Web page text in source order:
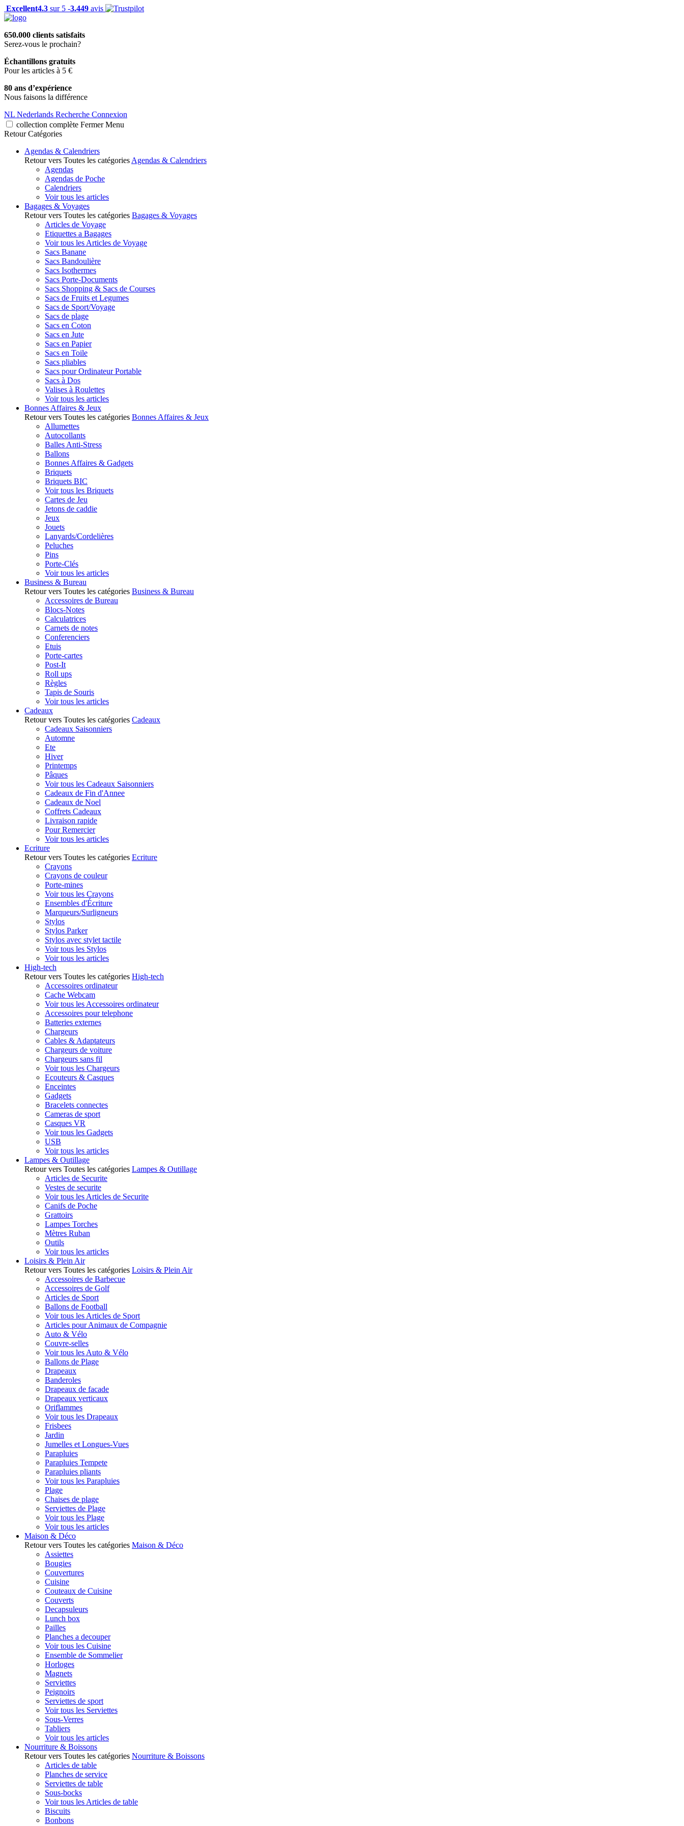
Excellent4.3 sur 5 -3.449 avis
650.000 clients satisfaits
Serez-vous le prochain?
Échantillons gratuits
Pour les articles à 5 €
80 ans d’expérience
Nous faisons la différence
NL Nederlands Recherche Connexion
collection complète Fermer Menu
Retour Catégories
Agendas & Calendriers
Retour vers Toutes les catégories Agendas & Calendriers
Agendas
Agendas de Poche
Calendriers
Voir tous les articles
Bagages & Voyages
Retour vers Toutes les catégories Bagages & Voyages
Articles de Voyage
Etiquettes a Bagages
Voir tous les Articles de Voyage
Sacs Banane
Sacs Bandoulière
Sacs Isothermes
Sacs Porte-Documents
Sacs Shopping & Sacs de Courses
Sacs de Fruits et Legumes
Sacs de Sport/Voyage
Sacs de plage
Sacs en Coton
Sacs en Jute
Sacs en Papier
Sacs en Toile
Sacs pliables
Sacs pour Ordinateur Portable
Sacs à Dos
Valises à Roulettes
Voir tous les articles
Bonnes Affaires & Jeux
Retour vers Toutes les catégories Bonnes Affaires & Jeux
Allumettes
Autocollants
Balles Anti-Stress
Ballons
Bonnes Affaires & Gadgets
Briquets
Briquets BIC
Voir tous les Briquets
Cartes de Jeu
Jetons de caddie
Jeux
Jouets
Lanyards/Cordelières
Peluches
Pins
Porte-Clés
Voir tous les articles
Business & Bureau
Retour vers Toutes les catégories Business & Bureau
Accessoires de Bureau
Blocs-Notes
Calculatrices
Carnets de notes
Conferenciers
Etuis
Porte-cartes
Post-It
Roll ups
Règles
Tapis de Souris
Voir tous les articles
Cadeaux
Retour vers Toutes les catégories Cadeaux
Cadeaux Saisonniers
Automne
Ete
Hiver
Printemps
Pâques
Voir tous les Cadeaux Saisonniers
Cadeaux de Fin d'Annee
Cadeaux de Noel
Coffrets Cadeaux
Livraison rapide
Pour Remercier
Voir tous les articles
Ecriture
Retour vers Toutes les catégories Ecriture
Crayons
Crayons de couleur
Porte-mines
Voir tous les Crayons
Ensembles d'Écriture
Marqueurs/Surligneurs
Stylos
Stylos Parker
Stylos avec stylet tactile
Voir tous les Stylos
Voir tous les articles
High-tech
Retour vers Toutes les catégories High-tech
Accessoires ordinateur
Cache Webcam
Voir tous les Accessoires ordinateur
Accessoires pour telephone
Batteries externes
Chargeurs
Cables & Adaptateurs
Chargeurs de voiture
Chargeurs sans fil
Voir tous les Chargeurs
Ecouteurs & Casques
Enceintes
Gadgets
Bracelets connectes
Cameras de sport
Casques VR
Voir tous les Gadgets
USB
Voir tous les articles
Lampes & Outillage
Retour vers Toutes les catégories Lampes & Outillage
Articles de Securite
Vestes de securite
Voir tous les Articles de Securite
Canifs de Poche
Grattoirs
Lampes Torches
Mètres Ruban
Outils
Voir tous les articles
Loisirs & Plein Air
Retour vers Toutes les catégories Loisirs & Plein Air
Accessoires de Barbecue
Accessoires de Golf
Articles de Sport
Ballons de Football
Voir tous les Articles de Sport
Articles pour Animaux de Compagnie
Auto & Vélo
Couvre-selles
Voir tous les Auto & Vélo
Ballons de Plage
Drapeaux
Banderoles
Drapeaux de facade
Drapeaux verticaux
Oriflammes
Voir tous les Drapeaux
Frisbees
Jardin
Jumelles et Longues-Vues
Parapluies
Parapluies Tempete
Parapluies pliants
Voir tous les Parapluies
Plage
Chaises de plage
Serviettes de Plage
Voir tous les Plage
Voir tous les articles
Maison & Déco
Retour vers Toutes les catégories Maison & Déco
Assiettes
Bougies
Couvertures
Cuisine
Couteaux de Cuisine
Couverts
Decapsuleurs
Lunch box
Pailles
Planches a decouper
Voir tous les Cuisine
Ensemble de Sommelier
Horloges
Magnets
Serviettes
Peignoirs
Serviettes de sport
Voir tous les Serviettes
Sous-Verres
Tabliers
Voir tous les articles
Nourriture & Boissons
Retour vers Toutes les catégories Nourriture & Boissons
Articles de table
Planches de service
Serviettes de table
Sous-bocks
Voir tous les Articles de table
Biscuits
Bonbons